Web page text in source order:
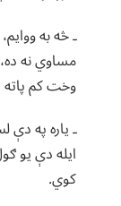
ـ څه به
مساوي نه
وخت کم
ـ یاره په
ایله دې یو
کوي.